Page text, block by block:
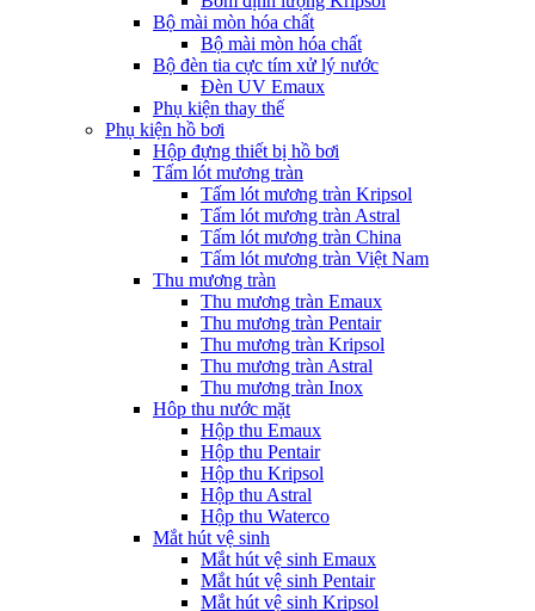
Bộ mài mòn hóa chất
Bộ mài mòn hóa chất
Bộ đèn tia cực tím xử lý nước
Đèn UV Emaux
Phụ kiện thay thế
Phụ kiện hồ bơi
Hộp đựng thiết bị hồ bơi
Tấm lót mương tràn
Tấm lót mương tràn Kripsol
Tấm lót mương tràn Astral
Tấm lót mương tràn China
Tấm lót mương tràn Việt Nam
Thu mương tràn
Thu mương tràn Emaux
Thu mương tràn Pentair
Thu mương tràn Kripsol
Thu mương tràn Astral
Thu mương tràn Inox
Hôp thu nước mặt
Hộp thu Emaux
Hộp thu Pentair
Hộp thu Kripsol
Hộp thu Astral
Hộp thu Waterco
Mắt hút vệ sinh
Mắt hút vệ sinh Emaux
Mắt hút vệ sinh Pentair
Mắt hút vệ sinh Kripsol